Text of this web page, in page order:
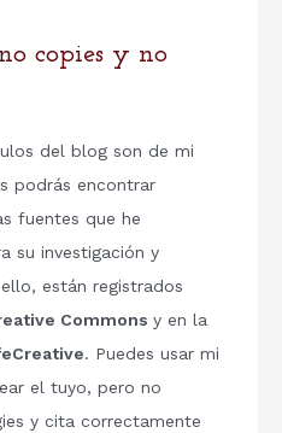
copies y no
del blog son de mi
podrás encontrar
fuentes que he
su investigación y
están registrados
Commons y en la
. Puedes usar mi
el tuyo, pero no
y cita correctamente